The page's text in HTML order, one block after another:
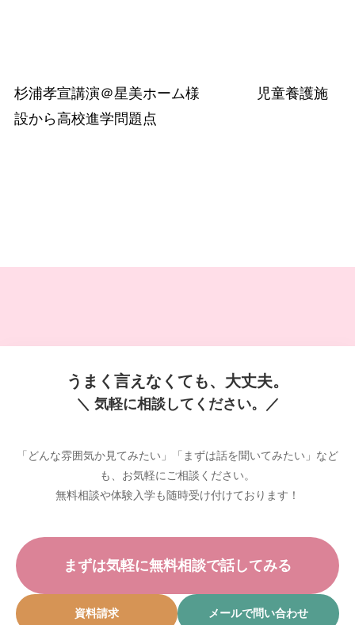
杉浦孝宣講演＠星美ホーム様 児童養護施
設から高校進学問題点
うまく言えなくても、大丈夫。
＼ 気軽に相談してください。／
「どんな雰囲気か見てみたい」「まずは話を聞いてみたい」など
も、お気軽にご相談ください。
無料相談や体験入学も随時受け付けております！
まずは気軽に無料相談で話してみる
資料請求 メールで問い合わせ